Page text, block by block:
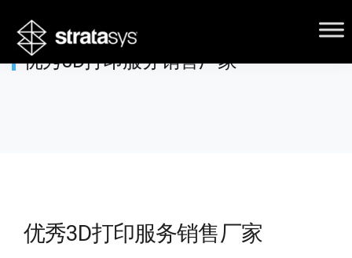
优秀3D打印服务销售厂家
优秀3D打印服务销售厂家